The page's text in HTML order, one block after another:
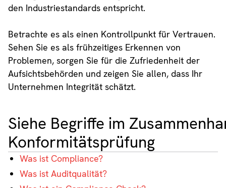
den Industriestandards entspricht.
Betrachte es als einen Kontrollpunkt für Vertrauen.
Sehen Sie es als frühzeitiges Erkennen von
Problemen, sorgen Sie für die Zufriedenheit der
Aufsichtsbehörden und zeigen Sie allen, dass Ihr
Unternehmen Integrität schätzt.
Siehe Begriffe im
Konformitätsprüfung
Was ist Compliance?
Was ist Auditqualität?